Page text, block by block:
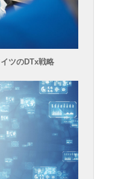
ツのDTx戦略